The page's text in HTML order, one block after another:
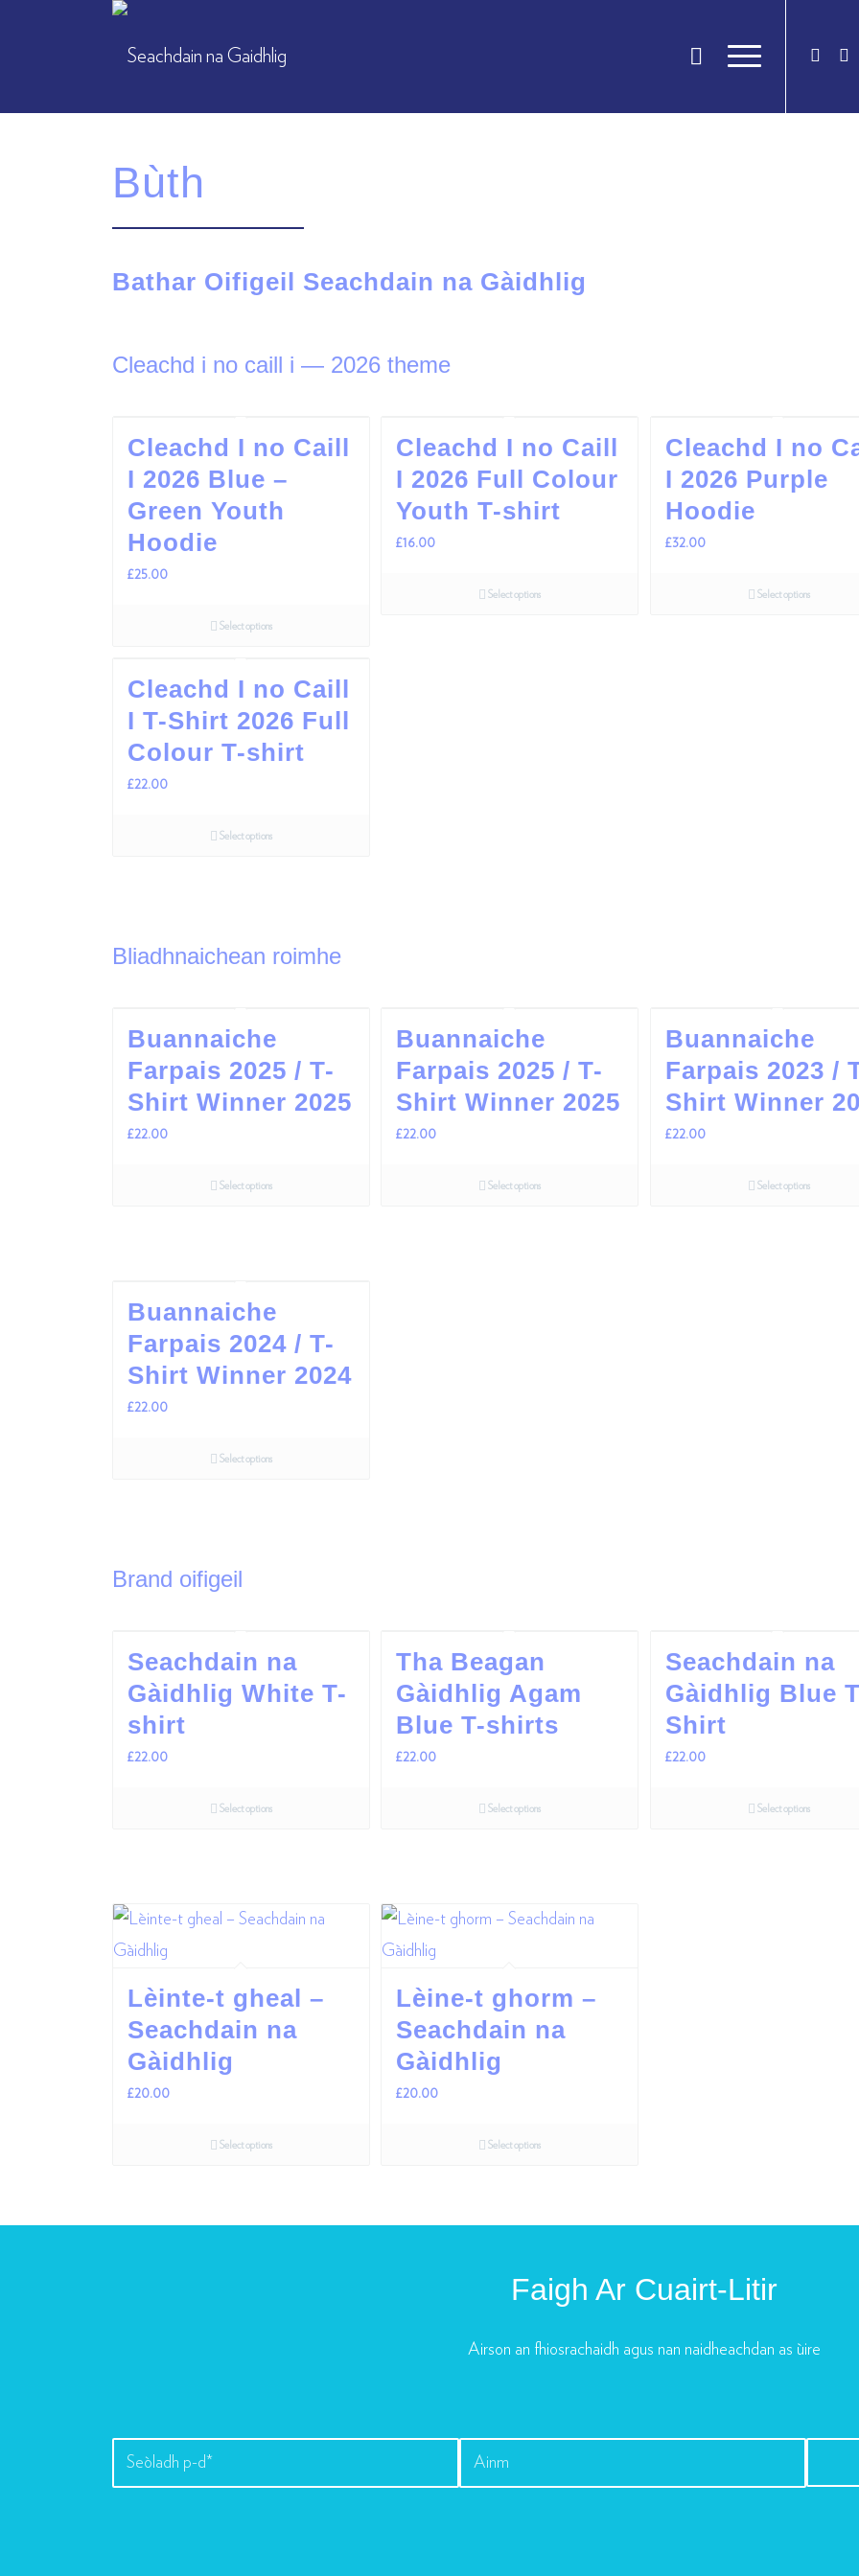
Bùth
Bathar Oifigeil Seachdain na Gàidhlig
Cleachd i no caill i — 2026 theme
Cleachd I no Caill
I 2026 Blue –
Green Youth
Hoodie
£25.00
Select options
Cleachd I no Caill
I 2026 Full Colour
Youth T-shirt
£16.00
Select options
Cleachd I no
I 2026 Purple
Hoodie
£32.00
Select options
Cleachd I no Caill
I T-Shirt 2026 Full
Colour T-shirt
£22.00
Select options
Bliadhnaichean roimhe
Buannaiche
Farpais 2025 / T-
Shirt Winner 2025
£22.00
Select options
Buannaiche
Farpais 2025 / T-
Shirt Winner 2025
£22.00
Select options
Buannaiche
Farpais 2023 /
Shirt Winner
£22.00
Select options
Buannaiche
Farpais 2024 / T-
Shirt Winner 2024
£22.00
Select options
Brand oifigeil
Seachdain na
Gàidhlig White T-
shirt
£22.00
Select options
Tha Beagan
Gàidhlig Agam
Blue T-shirts
£22.00
Select options
Seachdain na
Gàidhlig Blue
Shirt
£22.00
Select options
Lèinte-t gheal –
Seachdain na
Gàidhlig
£20.00
Select options
Lèine-t ghorm –
Seachdain na
Gàidhlig
£20.00
Select options
Faigh Ar Cuairt-Litir
Airson an fhiosrachaidh agus nan naidheachdan as ùire